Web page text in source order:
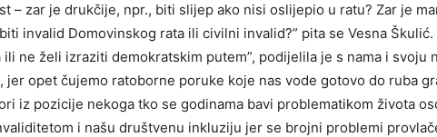
– zar je drukčije, npr., biti slijep ako nisi oslijepio u ratu? Zar je
invalid Domovinskog rata ili civilni invalid?” pita se Vesna
ne želi izraziti demokratskim putem”, podijelila je s nama i svoju
opet čujemo ratoborne poruke koje nas vode gotovo do ruba
iz pozicije nekoga tko se godinama bavi problematikom života
i našu društvenu inkluziju jer se brojni problemi